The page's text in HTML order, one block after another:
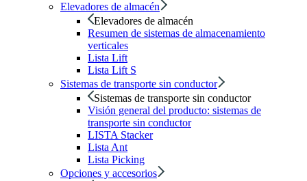
Elevadores de almacén
Elevadores de almacén
Resumen de sistemas de almacenamiento
verticales
Lista Lift
Lista Lift S
Sistemas de transporte sin conductor
Sistemas de transporte sin conductor
Visión general del producto: sistemas de
transporte sin conductor
LISTA Stacker
Lista Ant
Lista Picking
Opciones y accesorios